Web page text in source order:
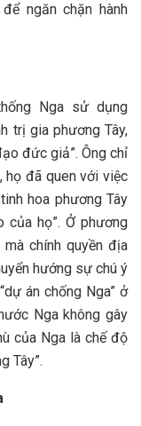
ngăn chặn hành
Nga sử dụng
trị gia phương Tây,
đức giả”. Ông chỉ
họ đã quen với việc
hoa phương Tây
họ”. Ở phương
chính quyền địa
hướng sự chú ý
án chống Nga” ở
Nga không gây
của Nga là chế độ
Tây”.